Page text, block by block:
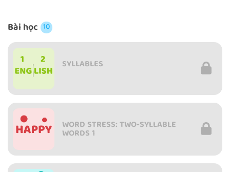
Bài học 10
SYLLABLES
WORD STRESS: TWO-SYLLABLE
WORDS 1